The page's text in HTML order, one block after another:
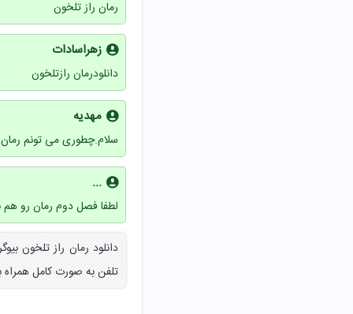
رمان راز تلخون
زهراسادات
دانلودرمان رازتلخون
مهدیه
سلام.چطوری می تونم رمان
...
لطفا فصل دوم رمان رو هم
تلفن به صورت کامل همراه